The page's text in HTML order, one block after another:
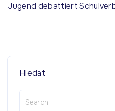
Jugend debattiert
Hledat